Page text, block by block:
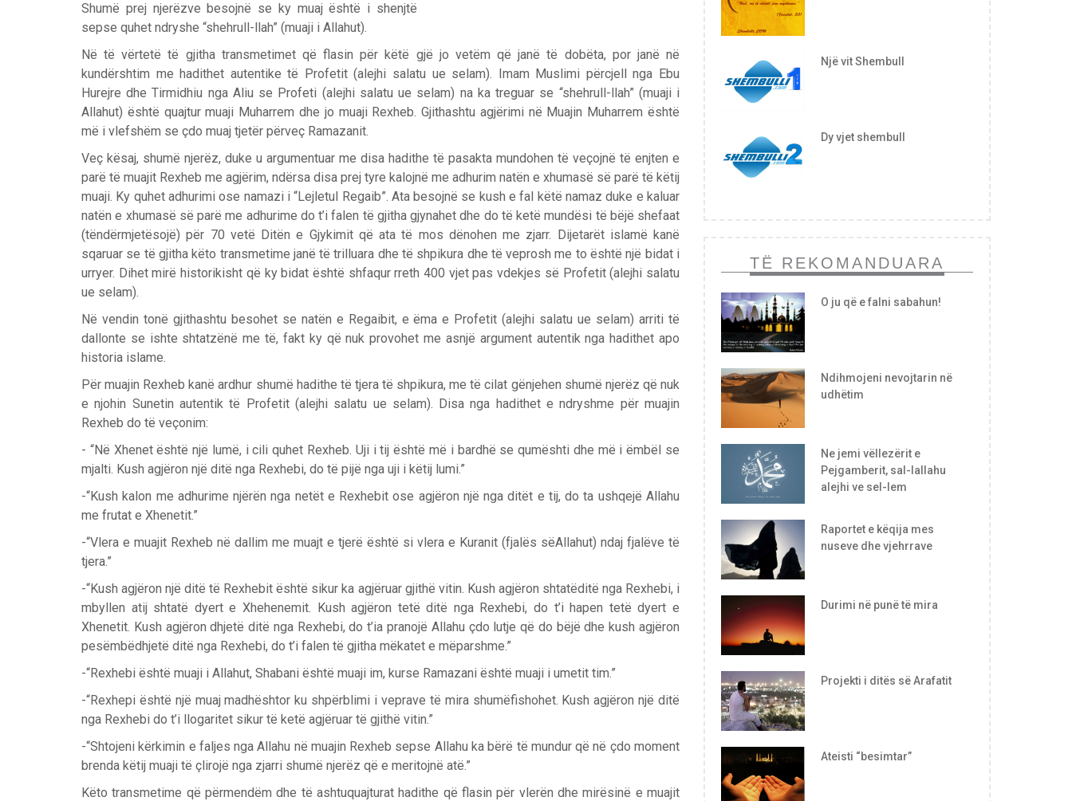
Shumë prej njerëzve besojnë se ky muaj është i shenjtë
sepse quhet ndryshe “shehrull-llah” (muaji i Allahut).
Në të vërtetë të gjitha transmetimet që flasin për këtë gjë jo vetëm që janë të dobëta, por janë në
kundërshtim me hadithet autentike të Profetit (alejhi salatu ue selam). Imam Muslimi përcjell nga Ebu
Hurejre dhe Tirmidhiu nga Aliu se Profeti (alejhi salatu ue selam) na ka treguar se “shehrull-llah” (muaji i
Allahut) është quajtur muaji Muharrem dhe jo muaji Rexheb. Gjithashtu agjërimi në Muajin Muharrem është
më i vlefshëm se çdo muaj tjetër përveç Ramazanit.
Veç kësaj, shumë njerëz, duke u argumentuar me disa hadithe të pasakta mundohen të veçojnë të enjten e
parë të muajit Rexheb me agjërim, ndërsa disa prej tyre kalojnë me adhurim natën e xhumasë së parë të këtij
muaji. Ky quhet adhurimi ose namazi i “Lejletul Regaib”. Ata besojnë se kush e fal këtë namaz duke e kaluar
natën e xhumasë së parë me adhurime do t’i falen të gjitha gjynahet dhe do të ketë mundësi të bëjë shefaat
(tëndërmjetësojë) për 70 vetë Ditën e Gjykimit që ata të mos dënohen me zjarr. Dijetarët islamë kanë
sqaruar se të gjitha këto transmetime janë të trilluara dhe të shpikura dhe të veprosh me to është një bidat i
urryer. Dihet mirë historikisht që ky bidat është shfaqur rreth 400 vjet pas vdekjes së Profetit (alejhi salatu
ue selam).
Në vendin tonë gjithashtu besohet se natën e Regaibit, e ëma e Profetit (alejhi salatu ue selam) arriti të
dallonte se ishte shtatzënë me të, fakt ky që nuk provohet me asnjë argument autentik nga hadithet apo
historia islame.
Për muajin Rexheb kanë ardhur shumë hadithe të tjera të shpikura, me të cilat gënjehen shumë njerëz që nuk
e njohin Sunetin autentik të Profetit (alejhi salatu ue selam). Disa nga hadithet e ndryshme për muajin
Rexheb do të veçonim:
- “Në Xhenet është një lumë, i cili quhet Rexheb. Uji i tij është më i bardhë se qumështi dhe më i ëmbël se
mjalti. Kush agjëron një ditë nga Rexhebi, do të pijë nga uji i këtij lumi.”
-“Kush kalon me adhurime njërën nga netët e Rexhebit ose agjëron një nga ditët e tij, do ta ushqejë Allahu
me frutat e Xhenetit.”
-“Vlera e muajit Rexheb në dallim me muajt e tjerë është si vlera e Kuranit (fjalës sëAllahut) ndaj fjalëve të
tjera.”
-“Kush agjëron një ditë të Rexhebit është sikur ka agjëruar gjithë vitin. Kush agjëron shtatëditë nga Rexhebi, i
mbyllen atij shtatë dyert e Xhehenemit. Kush agjëron tetë ditë nga Rexhebi, do t’i hapen tetë dyert e
Xhenetit. Kush agjëron dhjetë ditë nga Rexhebi, do t’ia pranojë Allahu çdo lutje që do bëjë dhe kush agjëron
pesëmbëdhjetë ditë nga Rexhebi, do t’i falen të gjitha mëkatet e mëparshme.”
-“Rexhebi është muaji i Allahut, Shabani është muaji im, kurse Ramazani është muaji i umetit tim.”
-“Rexhepi është një muaj madhështor ku shpërblimi i veprave të mira shumëfishohet. Kush agjëron një ditë
nga Rexhebi do t’i llogaritet sikur të ketë agjëruar të gjithë vitin.”
-“Shtojeni kërkimin e faljes nga Allahu në muajin Rexheb sepse Allahu ka bërë të mundur që në çdo moment
brenda këtij muaji të çlirojë nga zjarri shumë njerëz që e meritojnë atë.”
Këto transmetime që përmendëm dhe të ashtuquajturat hadithe që flasin për vlerën dhe mirësinë e muajit
Një vit Shembull
Dy vjet shembull
TË REKOMANDUARA
O ju që e falni sabahun!
Ndihmojeni nevojtarin në
udhëtim
Ne jemi vëllezërit e
Pejgamberit, sal-lallahu
alejhi ve sel-lem
Raportet e këqija mes
nuseve dhe vjehrrave
Durimi në punë të mira
Projekti i ditës së Arafatit
Ateisti “besimtar”